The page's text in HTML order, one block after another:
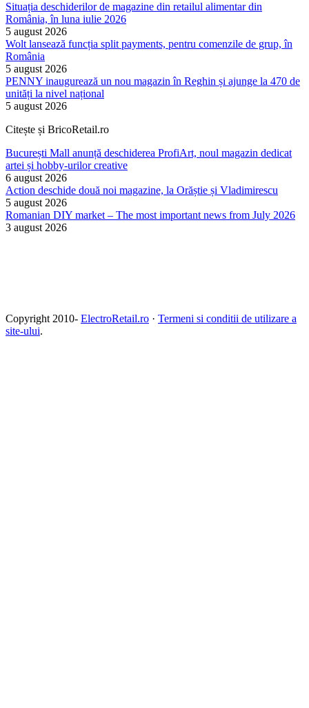
Situația deschiderilor de magazine din retailul alimentar din
România, în luna iulie 2026
5 august 2026
Wolt lansează funcția split payments, pentru comenzile de grup, în
România
5 august 2026
PENNY inaugurează un nou magazin în Reghin și ajunge la 470 de
unități la nivel național
5 august 2026
Citește și BricoRetail.ro
București Mall anunță deschiderea ProfiArt, noul magazin dedicat
artei și hobby-urilor creative
6 august 2026
Action deschide două noi magazine, la Orăștie și Vladimirescu
5 august 2026
Romanian DIY market – The most important news from July 2026
3 august 2026
Copyright 2010- ElectroRetail.ro · Termeni si conditii de utilizare a
site-ului.